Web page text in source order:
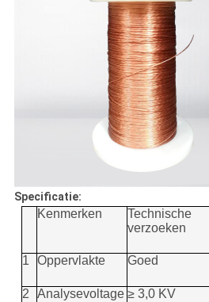
Specificatie:
Kenmerken
Technische
verzoeken
1
Oppervlakte Goed
2 Analysevoltage ≥ 3,0 KV